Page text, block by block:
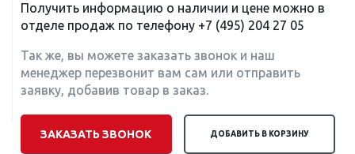
Получить информацию о наличии и цене можно в
отделе продаж по телефону +7 (495) 204 27 05
Так же, вы можете заказать звонок и наш
менеджер перезвонит вам сам или отправить
заявку, добавив товар в заказ.
ЗАКАЗАТЬ ЗВОНОК ДОБАВИТЬ В КОРЗИНУ